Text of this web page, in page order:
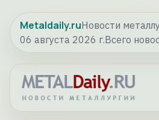
Metaldaily.ruНовости
06 августа 2026 г.Всего